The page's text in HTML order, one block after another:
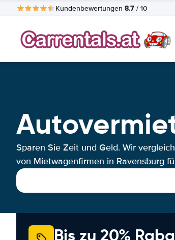
Kundenbewertungen 8.7 / 10
Sparen Sie Zeit und Geld. Wir
von Mietwagenfirmen in Ravensburg
Bis zu 20%